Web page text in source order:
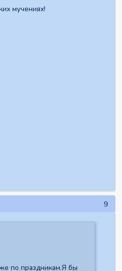
мучениях!
9
по праздникам.Я бы